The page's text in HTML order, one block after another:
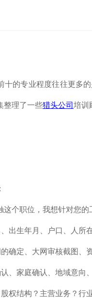
十的专业程度往往更多
整理了一些猎头公司 培训
个职位，我想针对您的
出生年月、户口、人所
确定、大网审核截图、
、家庭确认、地域意向
权结构？主营业务？行